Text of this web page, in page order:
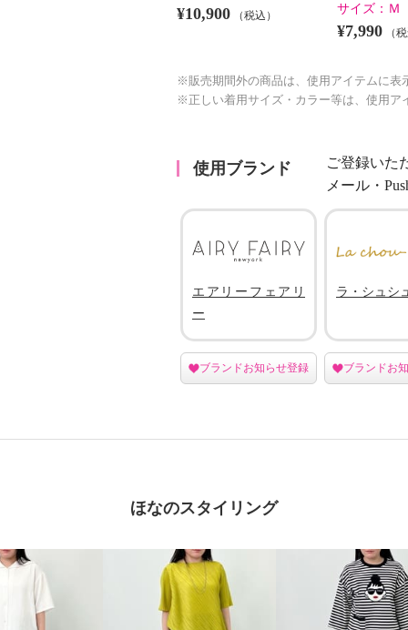
¥10,900 （税込）
サイズ： Ｍ
¥7,990 （
※販売期間外の商品は、使用アイテムに表
※正しい着用サイズ・カラー等は、使用ア
使用ブランド
ご登録いた
メール・
エアリーフェアリ
ー
ブランドお知らせ登録
ラ・シュシ
ブランドお
ほなのスタイリング